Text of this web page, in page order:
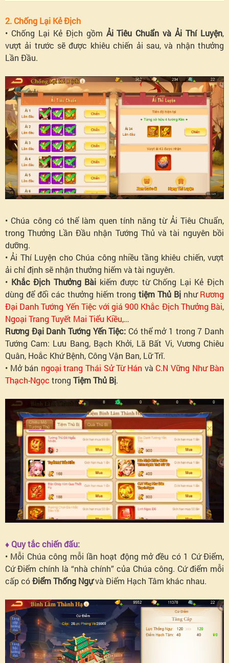
2. Chống Lại Kẻ Địch
• Chống Lại Kẻ Địch gồm Ải Tiêu Chuẩn và Ải Thí Luyện,
vượt ải trước sẽ được khiêu chiến ải sau, và nhận thưởng
Lần Đầu.
• Chúa công có thể làm quen tính năng từ Ải Tiêu Chuẩn,
trong Thưởng Lần Đầu nhận Tướng Thủ và tài nguyên bồi
dưỡng.
• Ải Thí Luyện cho Chúa công nhiều tầng khiêu chiến, vượt
ải chỉ định sẽ nhận thưởng hiếm và tài nguyên.
• Khắc Địch Thưởng Bài kiếm được từ Chống Lại Kẻ Địch
dùng để đổi các thưởng hiếm trong tiệm Thủ Bị nhưRương
Đại Danh Tướng Yến Tiệc với giá 900 Khắc Địch Thưởng Bài,
Ngoại Trang Tuyết Mai Tiểu Kiều,…
Rương Đại Danh Tướng Yến Tiệc: Có thể mở 1 trong 7 Danh
Tướng Cam: Lưu Bang, Bạch Khởi, Lã Bất Vi, Vương Chiêu
Quân, Hoắc Khứ Bệnh, Công Vận Ban, Lữ Trĩ.
• Mở bán ngoại trang Thái Sử Từ Hán và C.N Vững Như Bàn
Thạch-Ngọc trong Tiệm Thủ Bị.
♦ Quy tắc chiến đấu:
• Mỗi Chúa công mỗi lần hoạt động mở đều có 1 Cứ Điểm,
Cứ Điểm chính là “nhà chính” của Chúa công. Cứ điểm mỗi
cấp cóĐiểm Thống Ngựvà Điểm Hạch Tâm khác nhau.